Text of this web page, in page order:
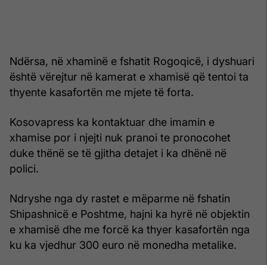
Ndërsa, në xhaminë e fshatit Rogoqicë, i dyshuari
është vërejtur në kamerat e xhamisë që tentoi ta
thyente kasafortën me mjete të forta.
Kosovapress ka kontaktuar dhe imamin e
xhamise por i njejti nuk pranoi te pronocohet
duke thënë se të gjitha detajet i ka dhënë në
polici.
Ndryshe nga dy rastet e mëparme në fshatin
Shipashnicë e Poshtme, hajni ka hyrë në objektin
e xhamisë dhe me forcë ka thyer kasafortën nga
ku ka vjedhur 300 euro në monedha metalike.